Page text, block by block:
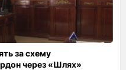
за схему
через «Шлях»